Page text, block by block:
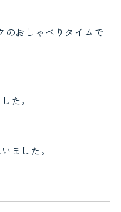
のおしゃべりタイムで
た。
ました。